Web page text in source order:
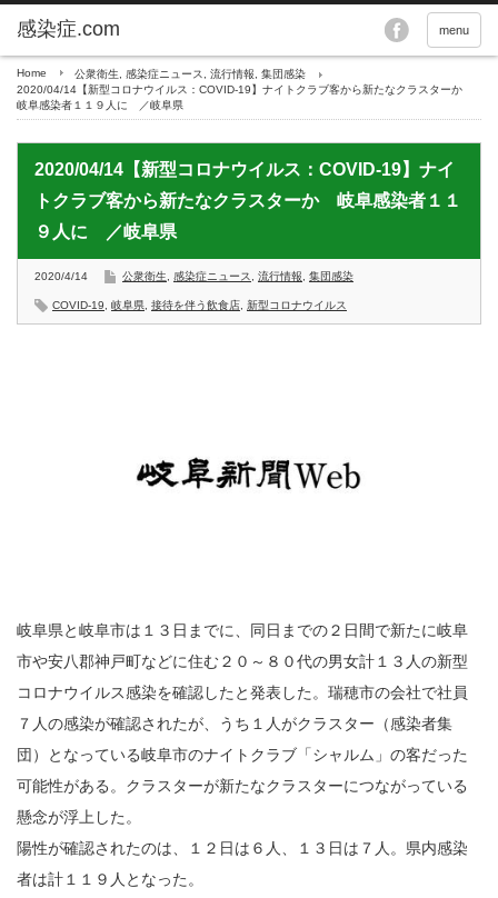
menu
Home 公衆衛生 感染症ニュース 流行情報
集団感染
2020/04/14【新型コロナウイルス：COVID-19】ナイトクラブ客から新たなクラスターか
岐阜感染者１１９人に ／岐阜県
2020/04/14【新型コロナウイルス：COVID-19】ナイ
トクラブ客から新たなクラスターか 岐阜感染者１１
９人に ／岐阜県
2020/4/14 公衆衛生 感染症ニュース 流行情報 集団感染
COVID-19 岐阜県 接待を伴う飲食店 新型コロナウイルス
岐阜県と岐阜市は１３日までに、同日までの２日間で新たに岐阜
市や安八郡神戸町などに住む２０～８０代の男女計１３人の新型
コロナウイルス感染を確認したと発表した。瑞穂市の会社で社員
７人の感染が確認されたが、うち１人がクラスター（感染者集
団）となっている岐阜市のナイトクラブ「シャルム」の客だった
可能性がある。クラスターが新たなクラスターにつながっている
懸念が浮上した。
陽性が確認されたのは、１２日は６人、１３日は７人。県内感染
者は計１１９人となった。